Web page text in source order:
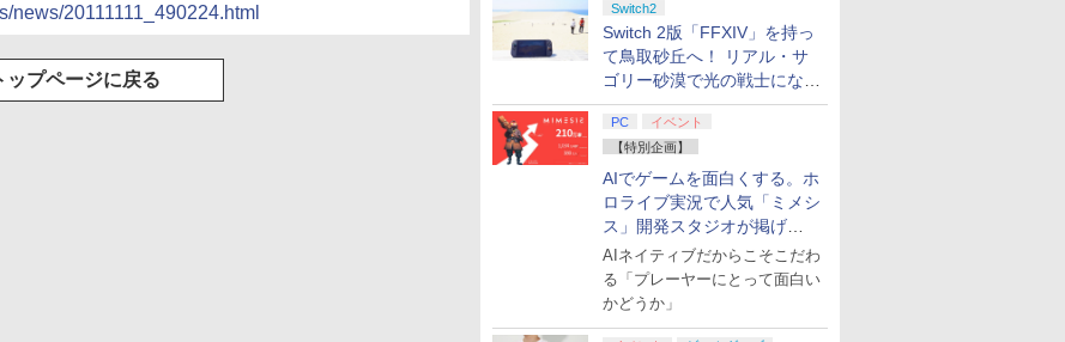
Switch2
Switch 2版「FFXIV」を持っ
て鳥取砂丘へ！ リアル・サ
ゴリー砂漠で光の戦士になっ
てみた
PC
イベント
【特別企画】
AIでゲームを面白くする。ホ
ロライブ実況で人気「ミメシ
ス」開発スタジオが掲げ
る“AI活用の信念”とは？【講
演レポート】
AIネイティブだからこそこだわ
る「プレーヤーにとって面白い
かどうか」
news/20111111_490224.html
ップページに戻る